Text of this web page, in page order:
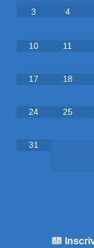
3 4
10 11
17 18
24 25
31